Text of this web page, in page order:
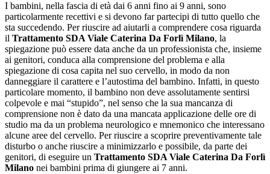
I bambini, nella fascia di età dai 6 anni fino ai 9 anni, sono
particolarmente recettivi e si devono far partecipi di tutto quello che
sta succedendo. Per riuscire ad aiutarli a comprendere cosa riguarda
il Trattamento SDA Viale Caterina Da Forlì Milano, la
spiegazione può essere data anche da un professionista che, insieme
ai genitori, conduca alla comprensione del problema e alla
spiegazione di cosa capita nel suo cervello, in modo da non
danneggiare il carattere e l’autostima del bambino. Infatti, in questo
particolare momento, il bambino non deve assolutamente sentirsi
colpevole e mai “stupido”, nel senso che la sua mancanza di
comprensione non è dato da una mancata applicazione delle ore di
studio ma da un problema neurologico e mnemonico che interessano
alcune aree del cervello. Per riuscire a scoprire preventivamente tale
disturbo o anche riuscire a minimizzarlo e possibile, da parte dei
genitori, di eseguire un Trattamento SDA Viale Caterina Da Forlì
Milano nei bambini prima di giungere ai 7 anni.